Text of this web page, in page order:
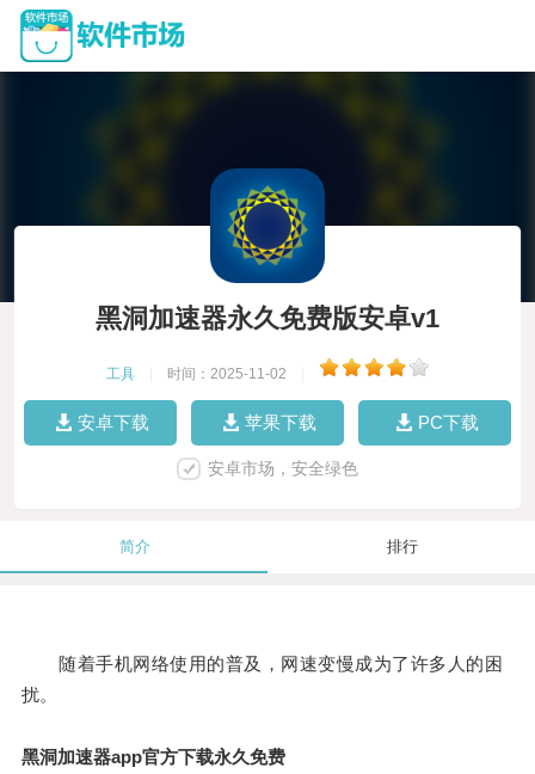
黑洞加速器永久免费版安卓v1
工具 时间：2025-11-02
安卓下载 苹果下载 PC下载
安卓市场，安全绿色
简介 排行
随着手机网络使用的普及，网速变慢成为了许多人的困
扰。
黑洞加速器app官方下载永久免费